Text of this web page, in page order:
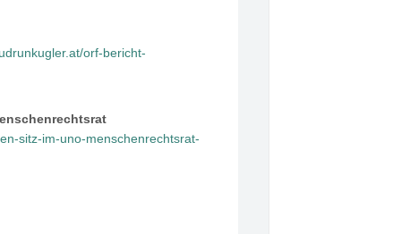
orf-bericht-
sitz-im-uno-menschenrechtsrat-